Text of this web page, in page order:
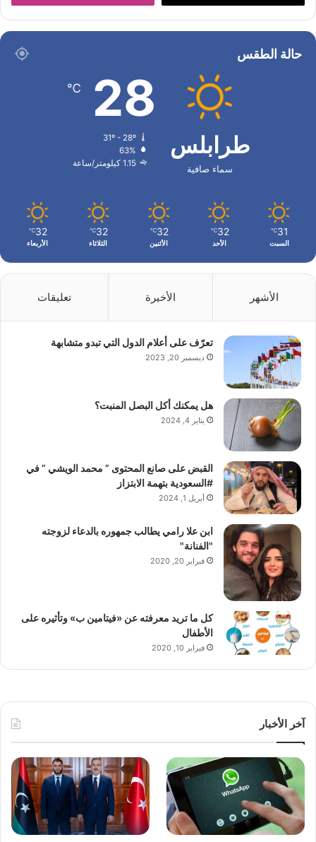
حالة الطقس
طرابلس
سماء صافية
28
℃
31º - 28º
63%
1.15 كيلومتر/ساعة
31
℃
السبت
32
℃
الأحد
32
℃
الأثنين
32
℃
الثلاثاء
32
℃
الأربعاء
الأشهر الأخيرة تعليقات
تعرّف على أعلام الدول التي تبدو متشابهة
ديسمبر 20, 2023
هل يمكنك أكل البصل المنبت؟
يناير 4, 2024
القبض على صانع المحتوى ” محمد الويشي ” في
#السعودية بتهمة الابتزاز
أبريل 1, 2024
ابن علا رامي يطالب جمهوره بالدعاء لزوجته
"الفنانة"
فبراير 20, 2020
كل ما تريد معرفته عن «فيتامين ب» وتأثيره على
الأطفال
فبراير 10, 2020
آخر الأخبار